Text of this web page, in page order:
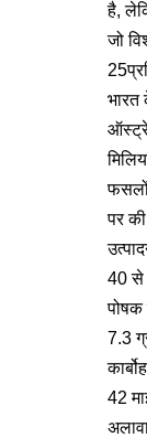
है,
जो
पर
40 से
7.3
42